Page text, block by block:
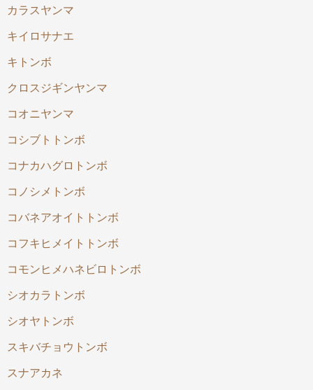
カラスヤンマ
キイロサナエ
キトンボ
クロスジギンヤンマ
コオニヤンマ
コシブトトンボ
コナカハグロトンボ
コノシメトンボ
コバネアオイトトンボ
コフキヒメイトトンボ
コモンヒメハネビロトンボ
シオカラトンボ
シオヤトンボ
スキバチョウトンボ
スナアカネ